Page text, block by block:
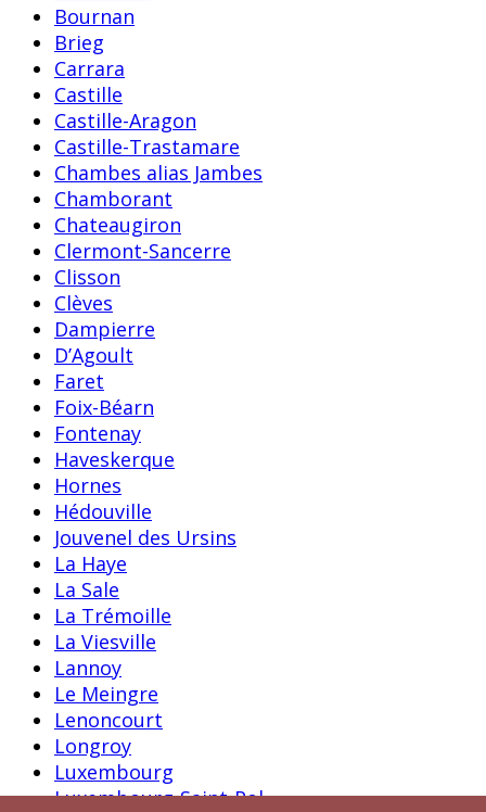
Bournan
Brieg
Carrara
Castille
Castille-Aragon
Castille-Trastamare
Chambes alias Jambes
Chamborant
Chateaugiron
Clermont-Sancerre
Clisson
Clèves
Dampierre
D’Agoult
Faret
Foix-Béarn
Fontenay
Haveskerque
Hornes
Hédouville
Jouvenel des Ursins
La Haye
La Sale
La Trémoille
La Viesville
Lannoy
Le Meingre
Lenoncourt
Longroy
Luxembourg
Luxembourg-Saint-Pol